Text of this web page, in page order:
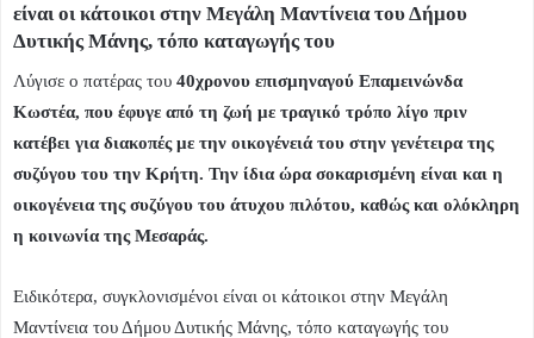
είναι οι κάτοικοι στην Μεγάλη Μαντίνεια του Δήμου
Δυτικής Μάνης, τόπο καταγωγής του
Λύγισε ο πατέρας του 40χρονου επισμηναγού Επαμεινώνδα
Κωστέα, που έφυγε από τη ζωή με τραγικό τρόπο λίγο πριν
κατέβει για διακοπές με την οικογένειά του στην γενέτειρα της
συζύγου του την Κρήτη. Την ίδια ώρα σοκαρισμένη είναι και η
οικογένεια της συζύγου του άτυχου πιλότου, καθώς και ολόκληρη
η κοινωνία της Μεσαράς.
Ειδικότερα, συγκλονισμένοι είναι οι κάτοικοι στην Μεγάλη
Μαντίνεια του Δήμου Δυτικής Μάνης, τόπο καταγωγής του